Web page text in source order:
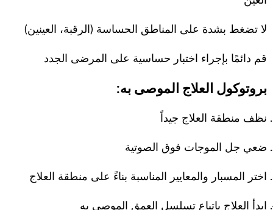
لا تضغط بشدة على المناطق الحساسة (الرقبة، العينين)
قم دائمًا بإجراء اختبار حساسية على المرضى الجدد
بروتوكول العلاج الموصى به:
نظف منطقة العلاج جيداً
ضعي جل الموجات فوق الصوتية
اختر المسبار والمعايير المناسبة بناءً على منطقة العلاج
ابدأ العلاج باتباع تسلسل العمق الموصى به